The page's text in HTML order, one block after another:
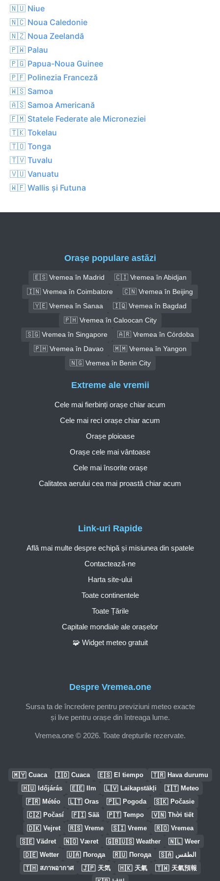
🇳🇺 Niue
🇳🇨 Noua Caledonie
🇳🇿 Noua Zeelandă
🇵🇼 Palau
🇵🇬 Papua-Noua Guinee
🇵🇫 Polinezia Franceză
🇼🇸 Samoa
🇦🇸 Samoa Americană
🇫🇲 Statele Federate ale Microneziei
🇹🇰 Tokelau
🇹🇴 Tonga
🇹🇻 Tuvalu
🇻🇺 Vanuatu
🇼🇫 Wallis și Futuna
Orașe populare astăzi
🇪🇸 Vremea în Madrid
🇨🇮 Vremea în Abidjan
🇮🇳 Vremea în Coimbatore
🇨🇳 Vremea în Beijing
🇾🇪 Vremea în Sanaa
🇮🇶 Vremea în Bagdad
🇵🇭 Vremea în Caloocan City
🇸🇬 Vremea în Singapore
🇦🇷 Vremea în Córdoba
🇵🇭 Vremea în Davao
🇲🇲 Vremea în Yangon
🇳🇬 Vremea în Benin City
Despre Vremea.one
Sursa ta de încredere pentru previziuni meteo exacte
și live pentru orașe din întreaga lume.
Vremea.one © 2026. Toate drepturile rezervate.
Link-uri Rapide
Află mai multe despre echipă și misiunea din spatele
Contactează-ne
Harta site-ului
Toate continentele
Toate Țările
Capitale mondiale ale orașelor
🧩 Widget meteo gratuit
Extreme ale vremii
Cele mai fierbinți orașe chiar acum
Cele mai reci orașe chiar acum
Orașe ploioase
Orașe cele mai vântoase
Cele mai însorite orașe
Calitatea aerului cea mai proastă chiar acum
🇲🇾 Cuaca 🇮🇩 Cuaca 🇪🇸 El tiempo 🇹🇷 Hava durumu
🇭🇺 Időjárás 🇪🇪 Ilm 🇱🇻 Laikapstākļi 🇮🇹 Meteo
🇫🇷 Météo 🇱🇹 Oras 🇵🇱 Pogoda 🇸🇰 Počasie
🇨🇿 Počasí 🇫🇮 Sää 🇵🇹 Tempo 🇻🇳 Thời tiết
🇩🇰 Vejret 🇷🇸 Vreme 🇸🇮 Vreme 🇷🇴 Vremea
🇸🇪 Vädret 🇳🇴 Været 🇬🇧🇺🇸 Weather 🇳🇱 Weer
🇩🇪 Wetter 🇺🇦 Погода 🇷🇺 Погода 🇸🇦 الطقس
🇹🇭 สภาพอากาศ 🇯🇵 天気 🇭🇰 天氣 🇹🇼 天氣預報